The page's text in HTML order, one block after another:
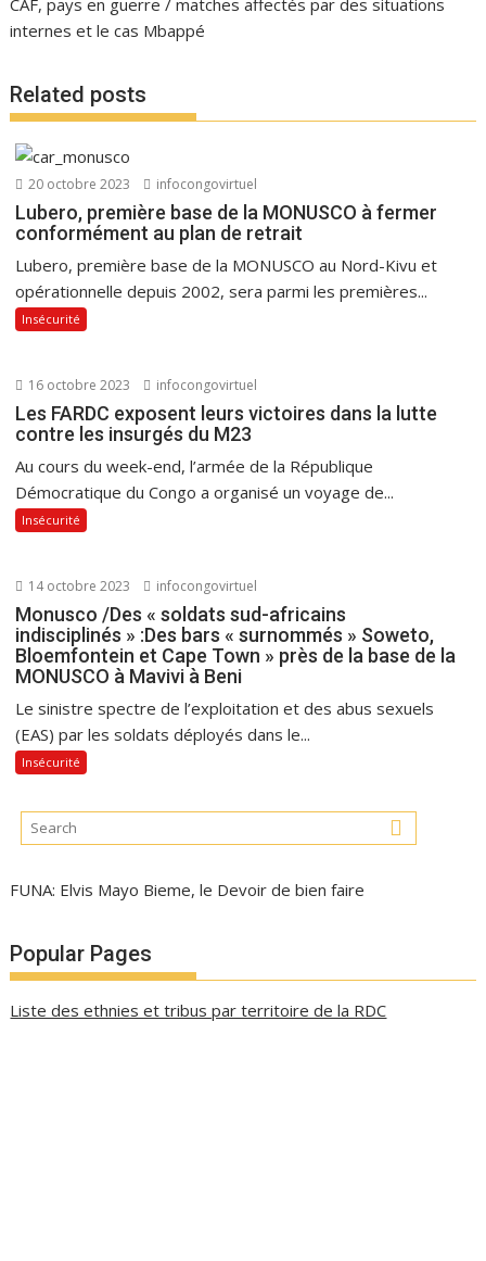
CAF, pays en guerre / matches affectés par des situations
internes et le cas Mbappé
Related posts
20 octobre 2023 infocongovirtuel
Lubero, première base de la MONUSCO à fermer
conformément au plan de retrait
Lubero, première base de la MONUSCO au Nord-Kivu et
opérationnelle depuis 2002, sera parmi les premières...
Insécurité
16 octobre 2023 infocongovirtuel
Les FARDC exposent leurs victoires dans la lutte
contre les insurgés du M23
Au cours du week-end, l’armée de la République
Démocratique du Congo a organisé un voyage de...
Insécurité
14 octobre 2023 infocongovirtuel
Monusco /Des « soldats sud-africains
indisciplinés » :Des bars « surnommés » Soweto,
Bloemfontein et Cape Town » près de la base de la
MONUSCO à Mavivi à Beni
Le sinistre spectre de l’exploitation et des abus sexuels
(EAS) par les soldats déployés dans le...
Insécurité
FUNA: Elvis Mayo Bieme, le Devoir de bien faire
Popular Pages
Liste des ethnies et tribus par territoire de la RDC